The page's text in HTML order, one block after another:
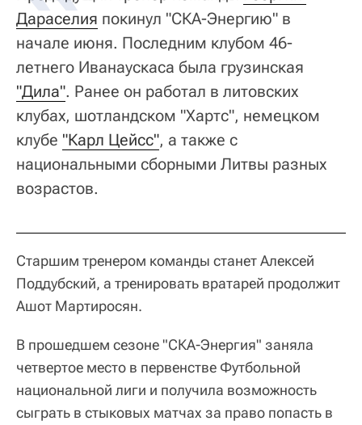
Дараселия покинул "СКА-Энергию" в
начале июня. Последним клубом 46-
летнего Иванаускаса была грузинская
"Дила". Ранее он работал в литовских
клубах, шотландском "Хартс", немецком
клубе "Карл Цейсс", а также с
национальными сборными Литвы разных
возрастов.
Старшим тренером команды станет Алексей
Поддубский, а тренировать вратарей продолжит
Ашот Мартиросян.
В прошедшем сезоне "СКА-Энергия" заняла
четвертое место в первенстве Футбольной
национальной лиги и получила возможность
сыграть в стыковых матчах за право попасть в